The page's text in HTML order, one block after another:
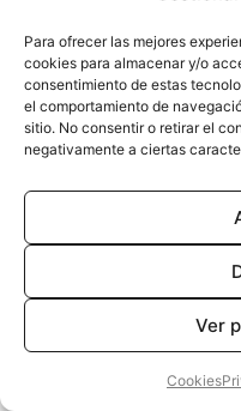
Para ofrecer las mejores
cookies para almacenar y/o
consentimiento de estas
el comportamiento de
sitio. No consentir o retirar el
negativamente a ciertas
Ver
Cookies